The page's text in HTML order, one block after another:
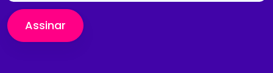
Assinar